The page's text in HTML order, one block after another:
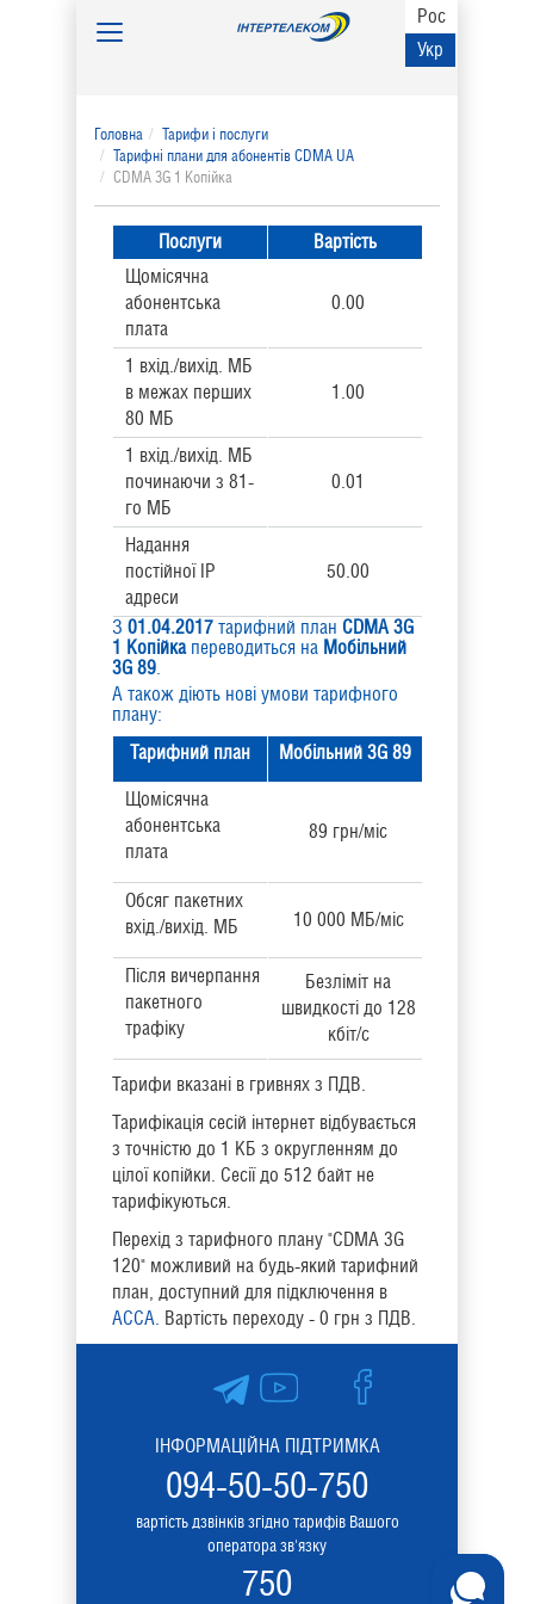
Рос
Укр
Toggle
Головна
Тарифи і послуги
Тарифні плани для абонентів CDMA UA
CDMA 3G 1 Копійка
Послуги
Вартість
Щомісячна
абонентська
плата
0.00
1 вхід./вихід. МБ
в межах перших
80 МБ
1.00
1 вхід./вихід. МБ
починаючи з 81-
го МБ
0.01
Надання
постійної IP
адреси
50.00
З 01.04.2017 тарифний план CDMA 3G
1 Копійка переводиться на Мобільний
3G 89.
А також діють нові умови тарифного
плану:
Тарифний план
Мобільний 3G 89
Щомісячна
абонентська
плата
89 грн/міс
Обсяг пакетних
вхід./вихід. МБ
10 000 МБ/міс
Після вичерпання
пакетного
трафіку
Безліміт на
швидкості до 128
кбіт/с
Тарифи вказані в гривнях з ПДВ.
Тарифікація сесій інтернет відбувається
з точністю до 1 КБ з округленням до
цілої копійки. Сесії до 512 байт не
тарифікуються.
Перехід з тарифного плану "CDMA 3G
120" можливий на будь-який тарифний
план, доступний для підключення в
АССА. Вартість переходу - 0 грн з ПДВ.
ІНФОРМАЦІЙНА ПІДТРИМКА
094-50-50-750
вартість дзвінків згідно тарифів Вашого
оператора зв'язку
750